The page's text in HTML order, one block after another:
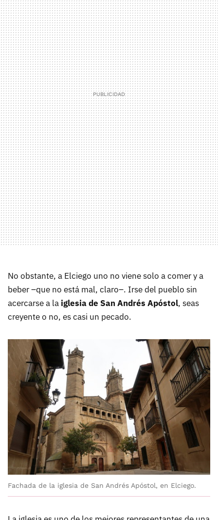
No obstante, a Elciego uno no viene solo a comer y a
beber –que no está mal, claro–. Irse del pueblo sin
acercarse a la iglesia de San Andrés Apóstol, seas
creyente o no, es casi un pecado.
Fachada de la iglesia de San Andrés Apóstol, en Elciego.